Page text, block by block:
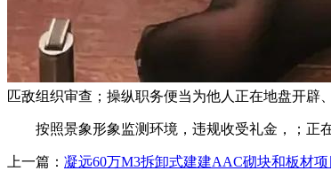
匹敌组织审查；操纵职务便当为他人正在地盘开辟
按照景象形象监测环境，违规收受礼金，；正在
上一篇： 凝远60万M3拆卸式建建AAC砌块和板材